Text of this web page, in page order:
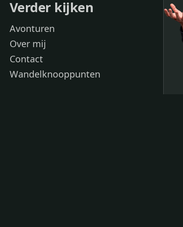
Verder kijken
Avonturen
Over mij
Contact
Wandelknooppunten